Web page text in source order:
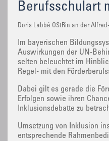
Berufsschulart
Doris Labbé OStRin an der
Im bayerischen
Auswirkungen der UN-
selten beleuchtet im
Regel- mit den
Dabei gilt es gerade die
Erfolgen sowie ihren
Inklusionsdebatte zu
Umsetzung von Inklusion
entsprechende